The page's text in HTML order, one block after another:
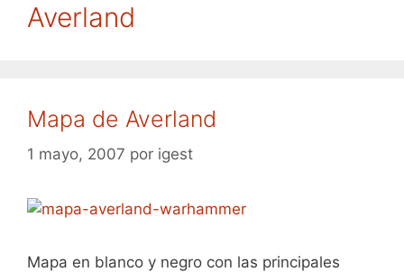
Averland
Mapa de Averland
1 mayo, 2007 por igest
Mapa en blanco y negro con las principales